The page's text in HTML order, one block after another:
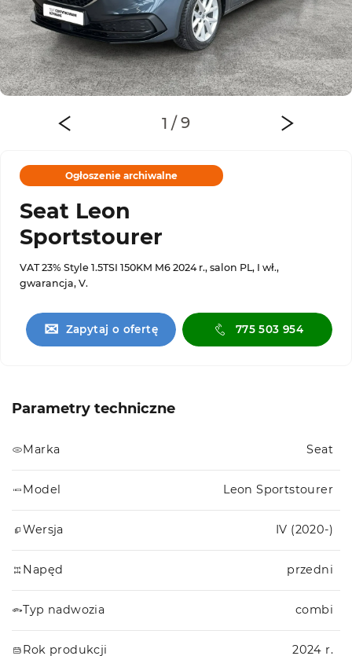
Ogłoszenie archiwalne
Seat Leon
Sportstourer
VAT 23% Style 1.5TSI 150KM M6 2024 r., salon PL, I wł.,
gwarancja, V.
✉ Zapytaj o ofertę 775 503 954
Parametry techniczne
Marka Seat
Model Leon Sportstourer
Wersja IV (2020-)
Napęd przedni
Typ nadwozia combi
Rok produkcji 2024 r.